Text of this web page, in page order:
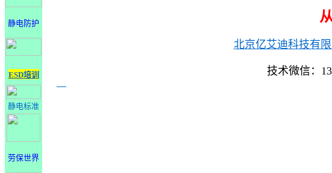
静电防护
ESD培训
静电标准
劳保世界
北京亿艾迪科技有限
技术微信：